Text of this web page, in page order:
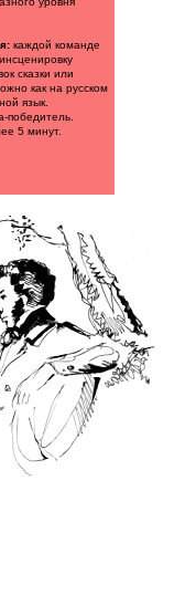
каждой команде
сказки или
как на русском
язык.
победитель.
5 минут.